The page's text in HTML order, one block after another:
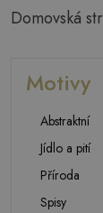
Domovská
Motivy
Abstraktní
Jídlo a pití
Příroda
Spisy